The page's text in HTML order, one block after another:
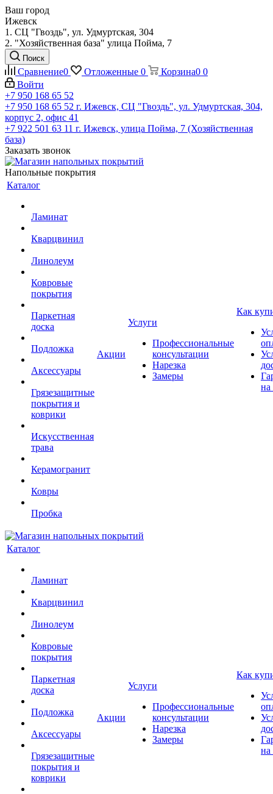
Ваш город
Ижевск
1. СЦ "Гвоздь", ул. Удмуртская, 304
2. "Хозяйственная база" улица Пойма, 7
Поиск
Сравнение0 Отложенные 0 Корзина0 0
Войти
+7 950 168 65 52
+7 950 168 65 52 г. Ижевск, СЦ "Гвоздь", ул. Удмуртская, 304,
корпус 2, офис 41
+7 922 501 63 11 г. Ижевск, улица Пойма, 7 (Хозяйственная
база)
Заказать звонок
Напольные покрытия
Каталог
Ламинат
Кварцвинил
Линолеум
Ковровые
покрытия
Паркетная
доска
Подложка
Аксессуары
Грязезащитные
покрытия и
коврики
Искусственная
трава
Керамогранит
Ковры
Пробка
Акции
Услуги
Профессиональные
консультации
Нарезка
Замеры
Как
на
Каталог
Ламинат
Кварцвинил
Линолеум
Ковровые
покрытия
Паркетная
доска
Подложка
Аксессуары
Грязезащитные
покрытия и
коврики
Акции
Услуги
Профессиональные
консультации
Нарезка
Замеры
Как
на